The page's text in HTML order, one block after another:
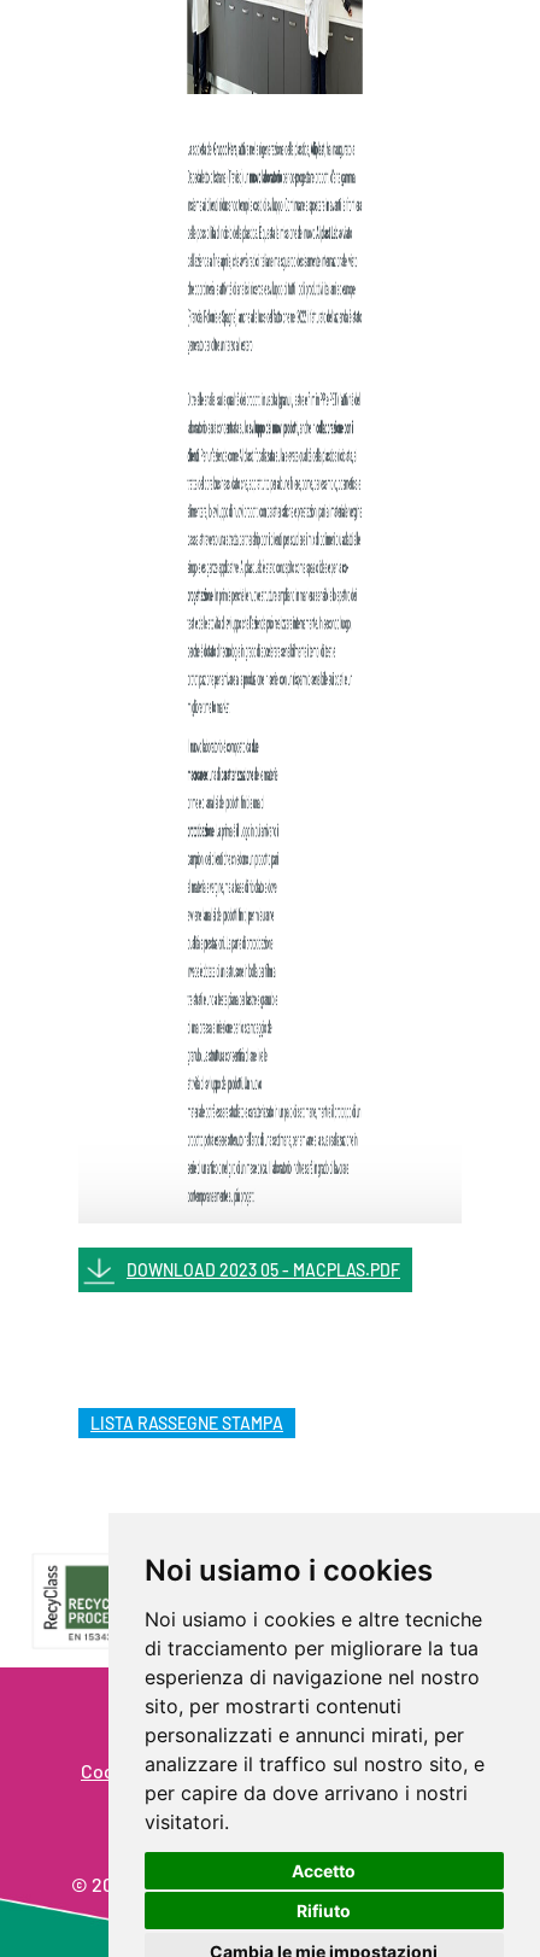
Noi usiamo i cookies
Noi usiamo i cookies e altre tecniche
di tracciamento per migliorare la tua
esperienza di navigazione nel nostro
sito, per mostrarti contenuti
personalizzati e annunci mirati, per
analizzare il traffico sul nostro sito, e
per capire da dove arrivano i nostri
visitatori.
Accetto
Rifiuto
Cambia le mie impostazioni
DOWNLOAD 2023 05 - MACPLAS.PDF
LISTA RASSEGNE STAMPA
Privacy
Cookie Policy - Rivedi le tue scelte sui cookie
Prevenzione reati
© 2026 Aliplast spa - Partita IVA: IT03819031208
powered by Aipem